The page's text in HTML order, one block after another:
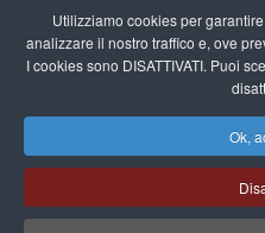
Utilizziamo cookies per
analizzare il nostro traffico e, ove
I cookies sono DISATTIVATI. Puoi
Ok,
Bassano del Grappa VI -
e partita IVA
segnala un problema di
Privacy